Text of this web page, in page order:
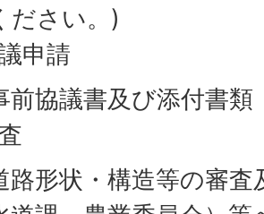
ださい。)
申請
前協議書及び添付書類
路形状・構造等の審